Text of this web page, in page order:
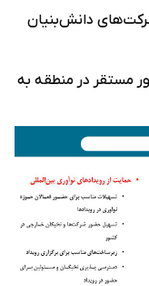
شرکت‌های دانش‌بنیان
مستقر در منطقه به